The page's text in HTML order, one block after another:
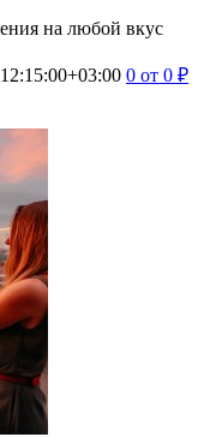
на любой вкус
0 от 0 ₽